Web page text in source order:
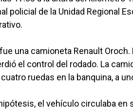
policial de la Unidad Regional
una camioneta Renault
el control del rodado. La
ruedas en la banquina, a
el vehículo circulaba